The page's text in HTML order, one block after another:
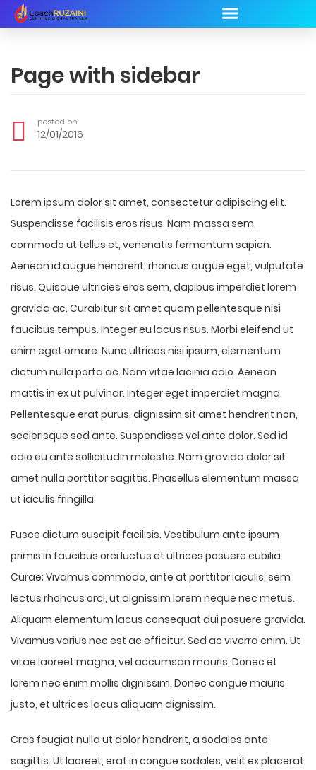
Page with sidebar
posted on
12/01/2016
Lorem ipsum dolor sit amet, consectetur adipiscing elit.
Suspendisse facilisis eros risus. Nam massa sem,
commodo ut tellus et, venenatis fermentum sapien.
Aenean id augue hendrerit, rhoncus augue eget, vulputate
risus. Quisque ultricies eros sem, dapibus imperdiet lorem
gravida ac. Curabitur sit amet quam pellentesque nisi
faucibus tempus. Integer eu lacus risus. Morbi eleifend ut
enim eget ornare. Nunc ultrices nisi ipsum, elementum
dictum nulla porta ac. Nam vitae lacinia odio. Aenean
mattis in ex ut pulvinar. Integer eget imperdiet magna.
Pellentesque erat purus, dignissim sit amet hendrerit non,
scelerisque sed ante. Suspendisse vel ante dolor. Sed id
odio eu ante sollicitudin molestie. Nam gravida dolor sit
amet nulla porttitor sagittis. Phasellus elementum massa
ut iaculis fringilla.
Fusce dictum suscipit facilisis. Vestibulum ante ipsum
primis in faucibus orci luctus et ultrices posuere cubilia
Curae; Vivamus commodo, ante at porttitor iaculis, sem
lectus rhoncus orci, ut dignissim lorem neque nec metus.
Aliquam elementum lacus consequat dui posuere gravida.
Vivamus varius nec est ac efficitur. Sed ac viverra enim. Ut
vitae laoreet magna, vel accumsan mauris. Donec et
lorem nec enim mollis dignissim. Donec congue mauris
justo, et ultrices lacus aliquam dignissim.
Cras feugiat nulla ut dolor hendrerit, a sodales ante
sagittis. Ut laoreet, erat in congue sodales, velit ex placerat